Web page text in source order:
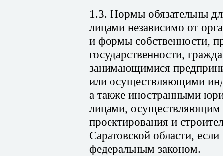
1.3. Нормы обязательны
лицами независимо от
и формы собственности,
государственности,
занимающимися
или осуществляющими
а также иностранными
лицами, осуществляющим
проектирования и
Саратовской области,
федеральным законом.